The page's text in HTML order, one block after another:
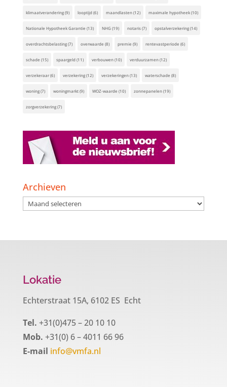
klimaatverandering(9) looptijd(6) maandlasten(12) maximale hypotheek(10)
Nationale Hypotheek Garantie (13) NHG(19) notaris(7) opstalverzekering(14)
overdrachtsbelasting(7) overwaarde (8) premie (9) rentevastperiode (6)
schade (15) spaargeld(11) verbouwen(10) verduurzamen(12)
verzekeraar(6) verzekering(12) verzekeringen(13) waterschade (8)
woning(7) woningmarkt(9) WOZ-waarde (10) zonnepanelen(19)
zorgverzekering(7)
Archieven
Archieven
Lokatie
Echterstraat 15A, 6102 ES Echt
Tel. +31(0)475 – 20 10 10
Mob. +31(0) 6 – 4011 66 96
E-mail info@vmfa.nl